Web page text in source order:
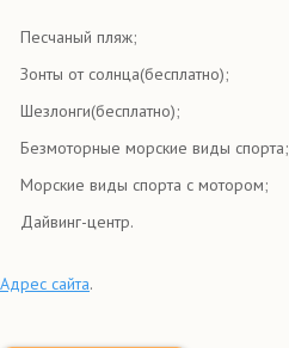
Песчаный пляж;
Зонты от солнца(бесплатно);
Шезлонги(бесплатно);
Безмоторные морские виды спорта;
Морские виды спорта с мотором;
Дайвинг-центр.
Адрес сайта.